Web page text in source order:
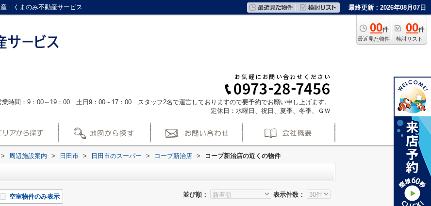
｜くまのみ不動産サービス 最終更新：2026年08月07日
00件
最近見た物件
00件
検討リスト
業時間：9：00～19：00 土日9：00～17：00 スタッフ2名で運営しておりますので要予約でお願い申し上げます。
定休日：水曜日、祝日、夏季、冬季、ＧＷ
> 周辺施設案内 > 日田市 > 日田市のスーパー > コープ新治店 > コープ新治店の近くの物件
並び順： 表示件数：
空室物件のみ表示